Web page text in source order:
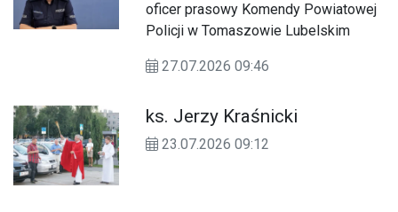
oficer prasowy Komendy Powiatowej
Policji w Tomaszowie Lubelskim
27.07.2026 09:46
ks. Jerzy Kraśnicki
23.07.2026 09:12